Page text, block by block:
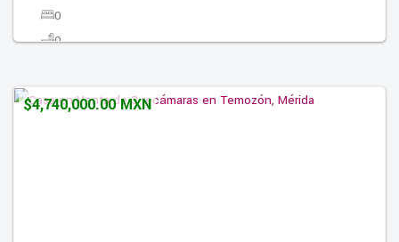
0
0
0.00M2
$4,740,000.00 MXN